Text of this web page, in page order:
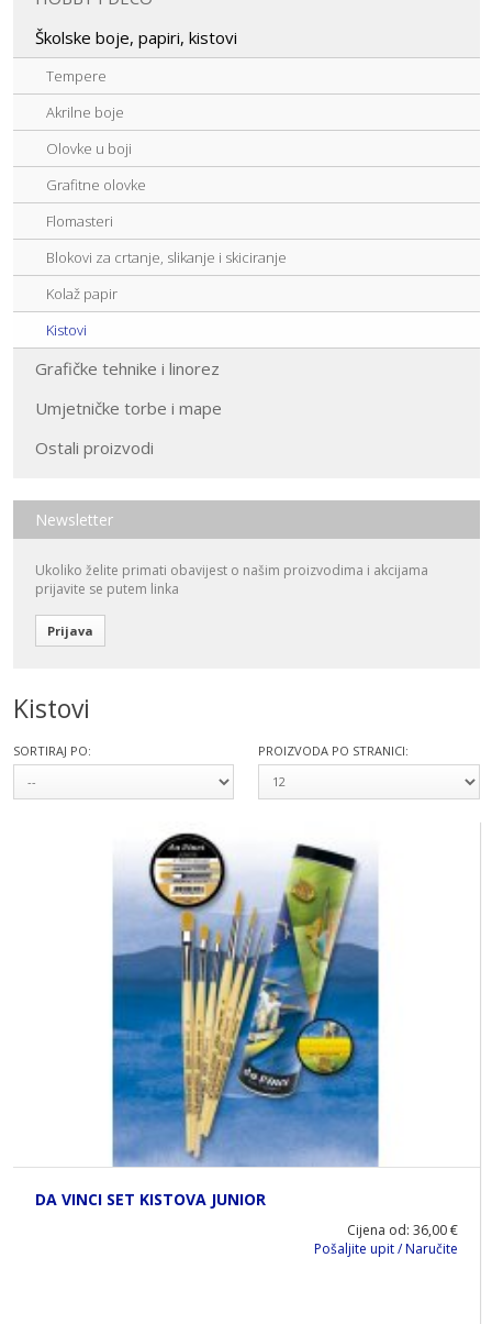
Školske boje, papiri, kistovi
Tempere
Akrilne boje
Olovke u boji
Grafitne olovke
Flomasteri
Blokovi za crtanje, slikanje i skiciranje
Kolaž papir
Kistovi
Grafičke tehnike i linorez
Umjetničke torbe i mape
Ostali proizvodi
Newsletter
Ukoliko želite primati obavijest o našim proizvodima i akcijama
prijavite se putem linka
Prijava
Kistovi
SORTIRAJ PO: PROIZVODA PO STRANICI:
DA VINCI SET KISTOVA JUNIOR
Cijena od: 36,00 €
Pošaljite upit / Naručite